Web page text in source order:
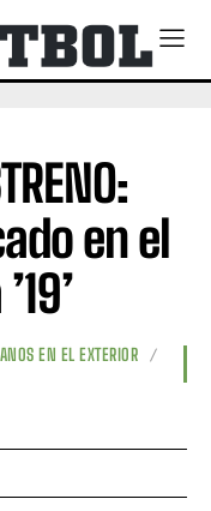
en el
EN EL EXTERIOR